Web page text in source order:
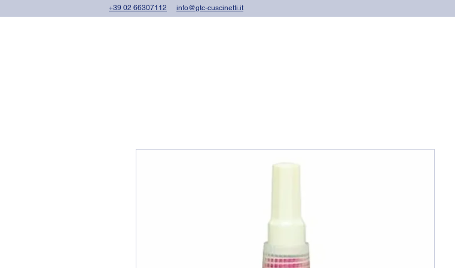
+39 02 66307112 info@gtc-cuscinetti.it